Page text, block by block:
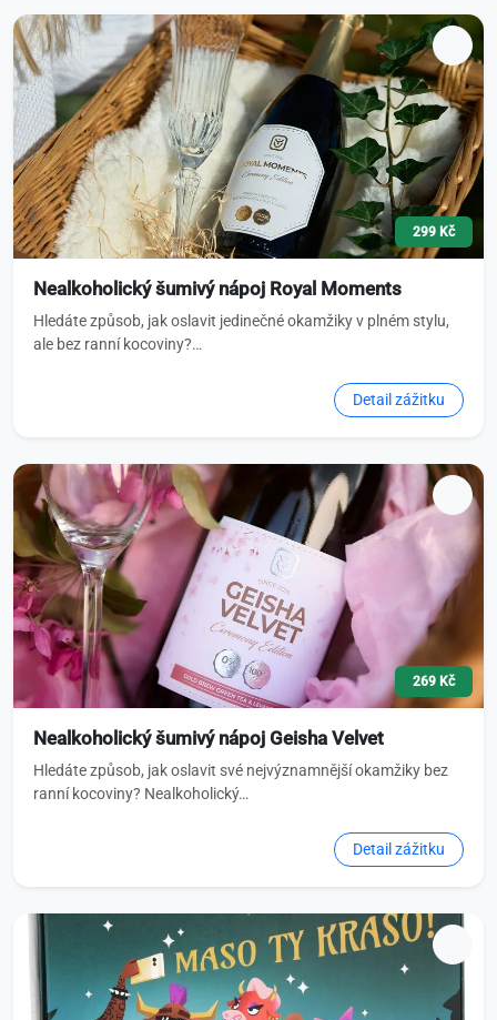
299 Kč
Nealkoholický šumivý nápoj Royal Moments
Hledáte způsob, jak oslavit jedinečné okamžiky v plném stylu,
ale bez ranní kocoviny?…
Detail zážitku
269 Kč
Nealkoholický šumivý nápoj Geisha Velvet
Hledáte způsob, jak oslavit své nejvýznamnější okamžiky bez
ranní kocoviny? Nealkoholický…
Detail zážitku